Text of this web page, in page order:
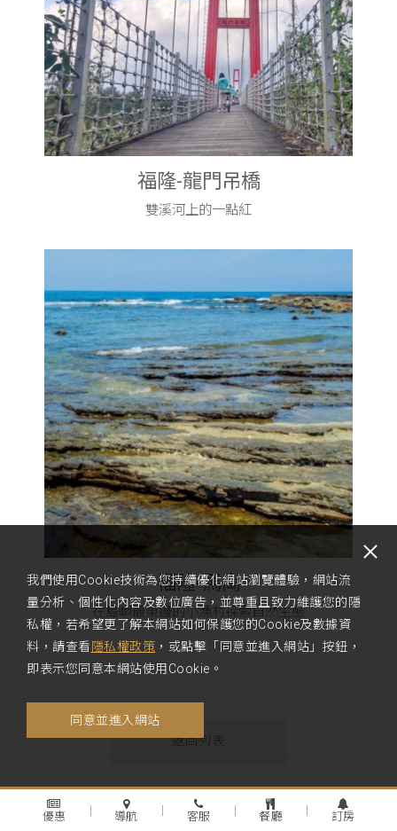
福隆-龍門吊橋
雙溪河上的一點紅
福隆-馬崗
在島嶼最東邊的小漁村探索自然生態
返回列表
SHARE
我們使用Cookie技術為您持續優化網站瀏覽體驗，網站流
量分析、個性化內容及數位廣告，並尊重且致力維護您的隱
私權，若希望更了解本網站如何保護您的Cookie及數據資
料，請查看 隱私權政策 ，或點擊「同意並進入網站」按鈕，
即表示您同意本網站使用Cookie。
同意並進入網站
優惠 導航 客服 餐廳 訂房